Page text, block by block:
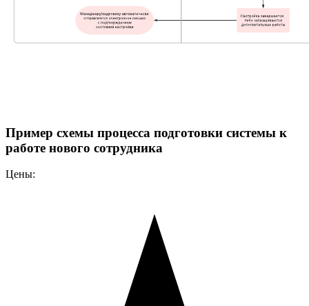
Пример схемы процесса подготовки системы к
работе нового сотрудника
Цены: